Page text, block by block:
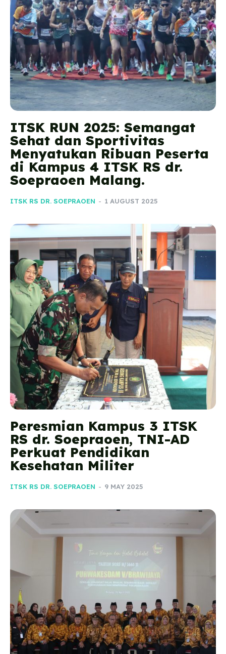
ITSK RUN 2025: Semangat
Sehat dan Sportivitas
Menyatukan Ribuan Peserta
di Kampus 4 ITSK RS dr.
Soepraoen Malang.
ITSK RS DR. SOEPRAOEN - 1 AUGUST 2025
Peresmian Kampus 3 ITSK
RS dr. Soepraoen, TNI-AD
Perkuat Pendidikan
Kesehatan Militer
ITSK RS DR. SOEPRAOEN - 9 MAY 2025